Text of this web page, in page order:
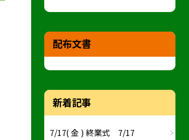
配布文書
新着記事
7/17( 金 ) 終業式 7/17